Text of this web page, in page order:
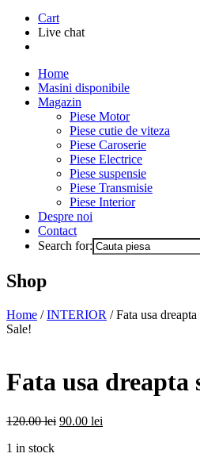
Cart
Live chat
Home
Masini disponibile
Magazin
Piese Motor
Piese cutie de viteza
Piese Caroserie
Piese Electrice
Piese suspensie
Piese Transmisie
Piese Interior
Despre noi
Contact
Search for:
Shop
Home /INTERIOR / Fata usa
Sale!
Fata usa dreapta
120.00lei 90.00 lei
1 in stock